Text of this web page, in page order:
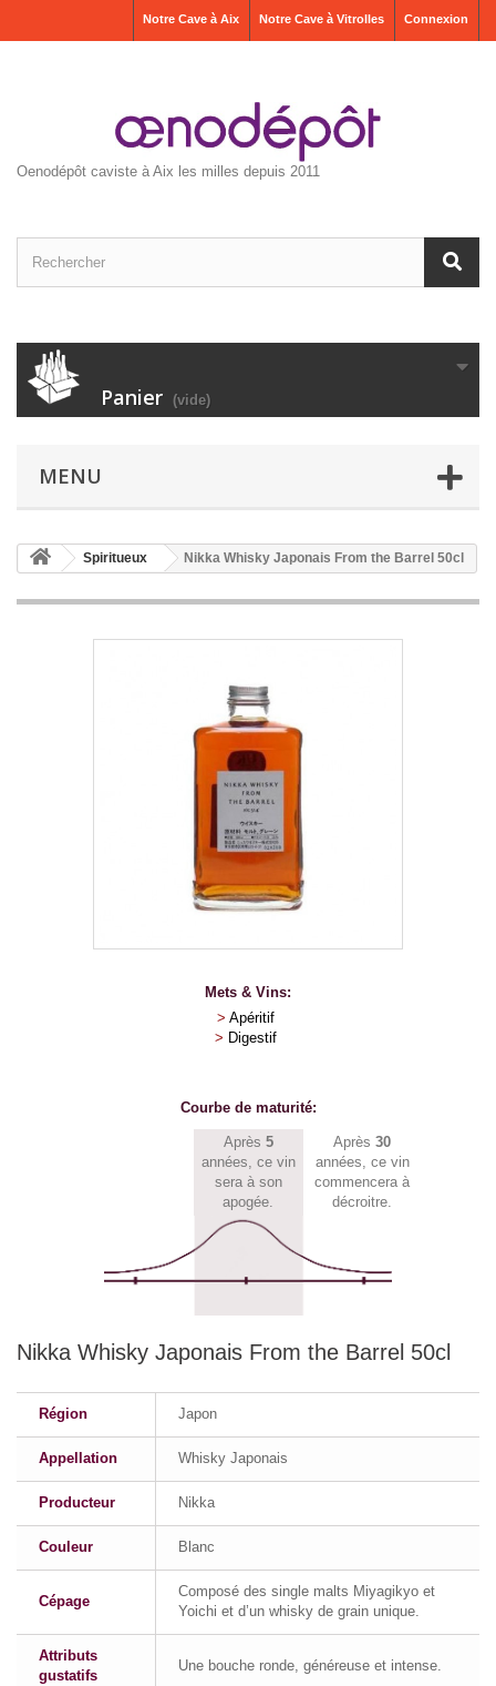
Connexion
Notre Cave à Vitrolles
Notre Cave à Aix
Oenodépôt caviste à Aix les milles depuis 2011
Panier (vide)
MENU
Spiritueux Nikka Whisky Japonais From the Barrel 50cl
Mets & Vins:
> Apéritif
> Digestif
Courbe de maturité:
Après 5
années, ce vin
sera à son
apogée.
Après 30
années, ce vin
commencera à
décroitre.
Nikka Whisky Japonais From the Barrel 50cl
Région Japon
Appellation Whisky Japonais
Producteur Nikka
Couleur Blanc
Cépage
Composé des single malts Miyagikyo et
Yoichi et d’un whisky de grain unique.
Attributs
gustatifs
Une bouche ronde, généreuse et intense.